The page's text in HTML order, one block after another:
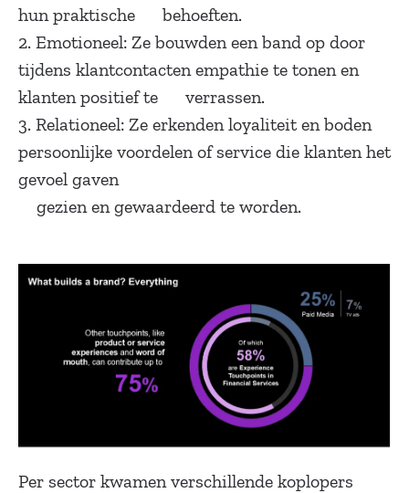
hun praktische behoeften.
2. Emotioneel: Ze bouwden een band op door
tijdens klantcontacten empathie te tonen en
klanten positief te verrassen.
3. Relationeel: Ze erkenden loyaliteit en boden
persoonlijke voordelen of service die klanten het
gevoel gaven
gezien en gewaardeerd te worden.
Per sector kwamen verschillende koplopers